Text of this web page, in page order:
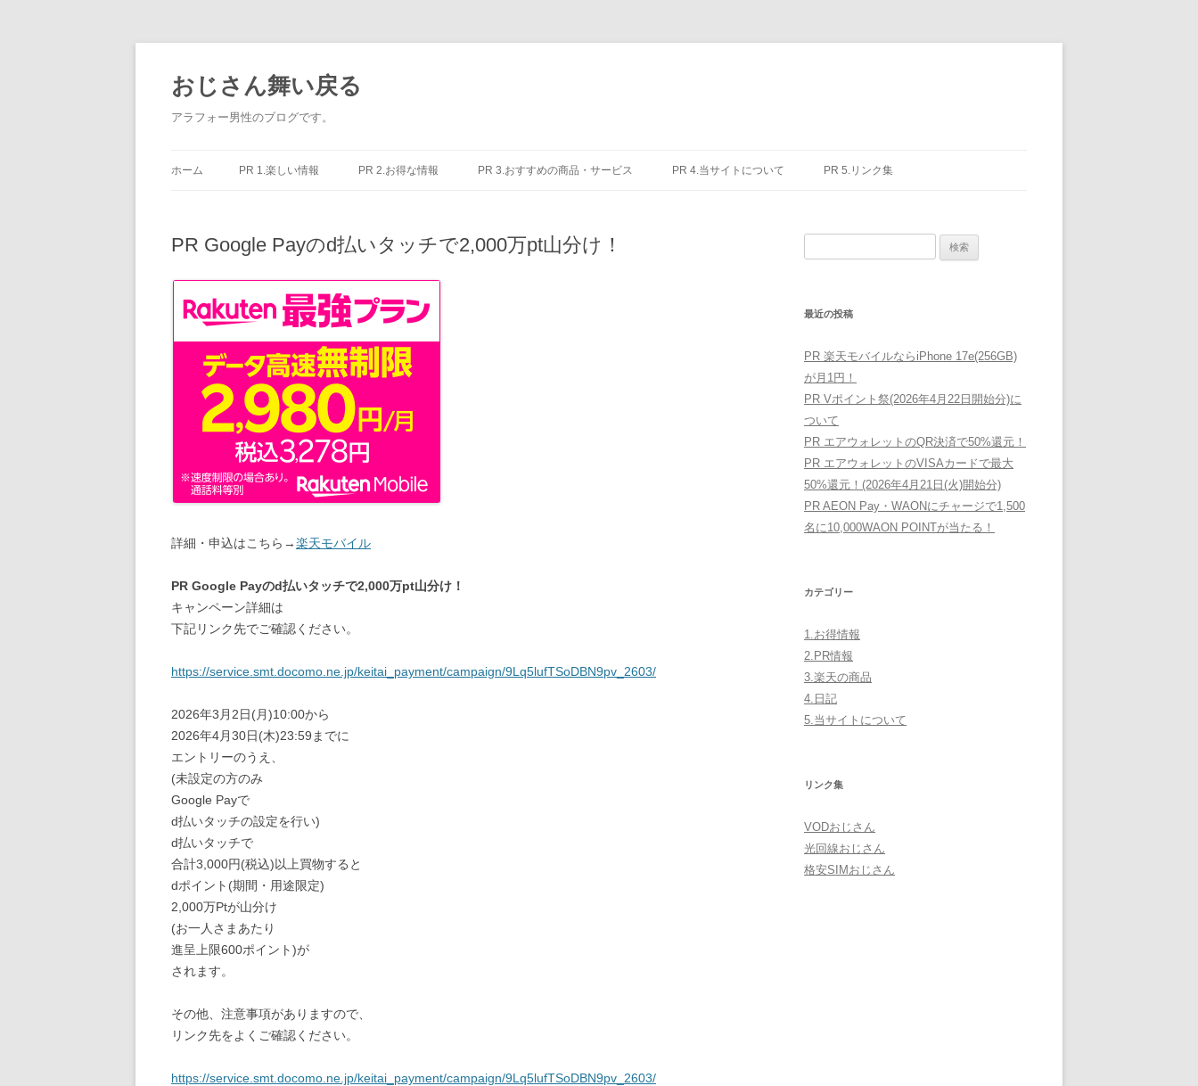
テ
ン
ツ
へ
ス
おじさん舞い戻る
アラフォー男性のブログです。
ホーム PR 1.楽しい情報 PR 2.お得な情報 PR 3.おすすめの商品・サービス PR 4.当サイトについて PR 5.リンク集
PR Google Payのd払いタッチで2,000万pt山分け！
詳細・申込はこちら→楽天モバイル
PR Google Payのd払いタッチで2,000万pt山分け！
キャンペーン詳細は
下記リンク先でご確認ください。
https://service.smt.docomo.ne.jp/keitai_payment/campaign/9Lq5lufTSoDBN9pv_2603/
2026年3月2日(月)10:00から
2026年4月30日(木)23:59までに
エントリーのうえ、
(未設定の方のみ
Google Payで
d払いタッチの設定を行い)
d払いタッチで
合計3,000円(税込)以上買物すると
dポイント(期間・用途限定)
2,000万Ptが山分け
(お一人さまあたり
進呈上限600ポイント)が
されます。
その他、注意事項がありますので、
リンク先をよくご確認ください。
https://service.smt.docomo.ne.jp/keitai_payment/campaign/9Lq5lufTSoDBN9pv_2603/
最近の投稿
PR 楽天モバイルならiPhone 17e(256GB)
が月1円！
PR Vポイント祭(2026年4月22日開始分)に
ついて
PR エアウォレットのQR決済で50%還元！
PR エアウォレットのVISAカードで最大
50%還元！(2026年4月21日(火)開始分)
PR AEON Pay・WAONにチャージで1,500
名に10,000WAON POINTが当たる！
カテゴリー
1.お得情報
2.PR情報
3.楽天の商品
4.日記
5.当サイトについて
リンク集
VODおじさん
光回線おじさん
格安SIMおじさん